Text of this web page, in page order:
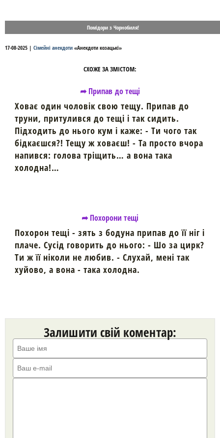
Помідори з Чорнобиля!
17-08-2025 | Сімейні анекдоти «Анекдоти козацькі»
СХОЖЕ ЗА ЗМІСТОМ:
➦ Припав до тещі
Ховає один чоловік свою тещу. Припав до
труни, притулився до тещі і так сидить.
Підходить до нього кум і каже: - Ти чого так
бідкаєшся?! Тещу ж ховаєш! - Та просто вчора
напився: голова тріщить… а вона така
холодна!…
➦ Похорони тещі
Похорон тещі - зять з бодуна припав до її ніг і
плаче. Сусід говорить до нього: - Шо за цирк?
Ти ж її ніколи не любив. - Слухай, мені так
хуйово, а вона - така холодна.
Залишити свій коментар: